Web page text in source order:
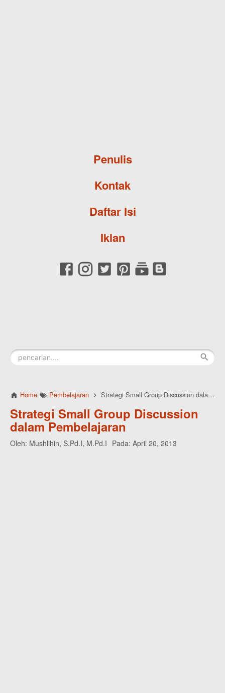
Penulis
Kontak
Daftar Isi
Iklan
Home Pembelajaran Strategi Small Group Discussion dalam Pembelajaran
Strategi Small Group Discussion
dalam Pembelajaran
Oleh: Mushlihin, S.Pd.I, M.Pd.I Pada: April 20, 2013